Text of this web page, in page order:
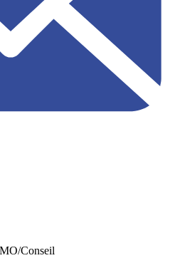
Conseil